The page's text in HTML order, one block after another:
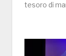
tesoro di